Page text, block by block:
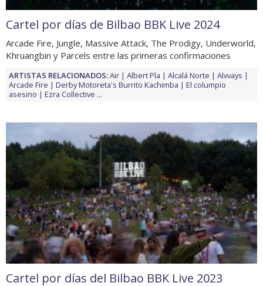
Cartel por días de Bilbao BBK Live 2024
Arcade Fire, Jungle, Massive Attack, The Prodigy, Underworld,
Khruangbin y Parcels entre las primeras confirmaciones
ARTISTAS RELACIONADOS:Air Albert Pla Alcalá Norte
Alvvays
Arcade Fire
Derby Motoreta's Burrito Kachimba
El columpio
asesino
Ezra Collective ...
Cartel por días del Bilbao BBK Live 2023